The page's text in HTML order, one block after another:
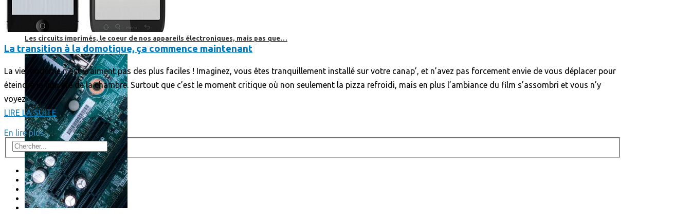
High-Tech
Les circuits imprimés, le coeur de nos appareils électroniques, mais pas que…
La transition à la domotique, ça commence maintenant
La vie moderne n’est vraiment pas des plus faciles ! Imaginez, vous êtes tranquillement installé sur votre canap’, et n’avez pas forcement envie de vous déplacer pour
éteindre la lumière de la chambre. Surtout que c’est le moment critique où non seulement la pizza refroidi, mais en plus l’ambiance du film s’assombri et vous n’y
voyez
LIRE LA SUITE
En lire plus